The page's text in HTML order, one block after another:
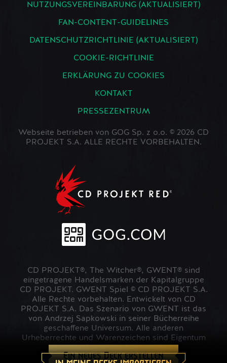
Ein neues Deck erstellen
NUTZUNGSVEREINBARUNG (AKTUALISIERT)
FAN-CONTENT-GUIDELINES
DATENSCHUTZRICHTLINIE (AKTUALISIERT)
COOKIE-RICHTLINIE
ERKLÄRUNG ZU COOKIES
KONTAKT
PRESSEZENTRUM
Webseite betrieben von GOG Sp. z o.o. © 2026 CD
PROJEKT S.A. ALLE RECHTE VORBEHALTEN.
CD PROJEKT®, The Witcher®, GWENT® sind
eingetragene Handelsmarken der Kapitalgruppe
CD PROJEKT. GWENT Spiel © CD PROJEKT S.A.
Alle Rechte vorbehalten. Entwickelt von CD
PROJEKT S.A. Das Szenario von GWENT ist das
von Andrzej Sapkowski in seiner Bücherreihe
geschaffene Universum. Alle anderen
Urheberrechte und Warenzeichen sind Eigentum
der jeweiligen Inhaber.